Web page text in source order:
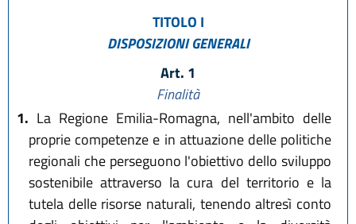
TITOLO I
DISPOSIZIONI GENERALI
Art. 1
Finalità
1. La Regione Emilia-Romagna, nell'ambito delle
proprie competenze e in attuazione delle politiche
regionali che perseguono l'obiettivo dello sviluppo
sostenibile attraverso la cura del territorio e la
tutela delle risorse naturali, tenendo altresì conto